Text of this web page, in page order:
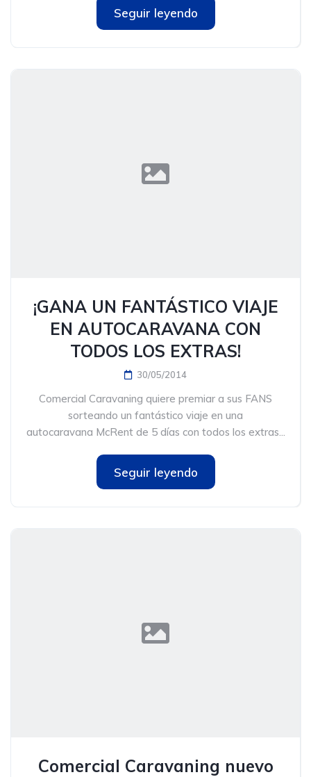
Seguir leyendo
¡GANA UN FANTÁSTICO VIAJE
EN AUTOCARAVANA CON
TODOS LOS EXTRAS!
30/05/2014
Comercial Caravaning quiere premiar a sus FANS
sorteando un fantástico viaje en una
autocaravana McRent de 5 días con todos los extras...
Seguir leyendo
Comercial Caravaning nuevo